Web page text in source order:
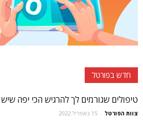
חדש בפורטל
טיפולים שגורמים לך להרגיש הכי יפה שיש
צוות הפורטל - 15 באפריל 2022